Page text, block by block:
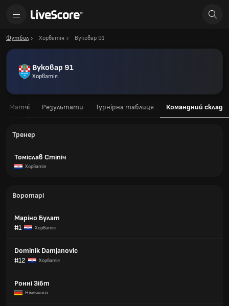
Футбол Хорватія Вуковар 91
Вуковар 91
Хорватія
Матчі Результати Турнірна таблиця Командний склад
Тренер
Томіслав Стіпіч
Хорватія
Воротарі
Маріно Булат
#1
Хорватія
Dominik Damjanovic
#12
Хорватія
Ронні Зібт
Німеччина